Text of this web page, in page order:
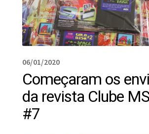
06/01/2020
Começaram os
da revista Clube
#7